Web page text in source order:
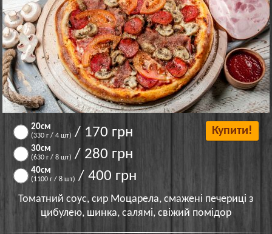
20см
(330 г / 4 шт) / 170 грн
30см
(630 г / 8 шт) / 280 грн
40см
(1100 г / 8 шт) / 400 грн
Купити!
Томатний соус, сир Моцарела, смажені печериці з
цибулею, шинка, салямі, свіжий помідор